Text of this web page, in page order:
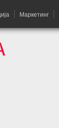
Маркетинг